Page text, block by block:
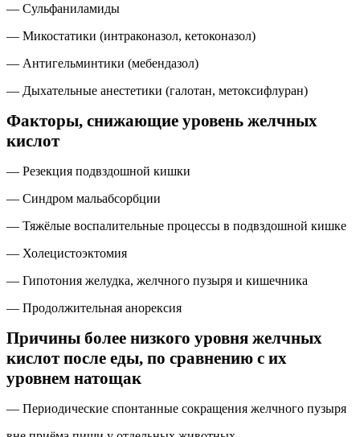
— Сульфаниламиды
— Микостатики (интраконазол, кетоконазол)
— Антигельминтики (мебендазол)
— Дыхательные анестетики (галотан, метоксифлуран)
Факторы, снижающие уровень желчных
кислот
— Резекция подвздошной кишки
— Синдром мальабсорбции
— Тяжёлые воспалительные процессы в подвздошной кишке
— Холецистоэктомия
— Гипотония желудка, желчного пузыря и кишечника
— Продолжительная анорексия
Причины более низкого уровня желчных
кислот после еды, по сравнению с их
уровнем натощак
— Периодические спонтанные сокращения желчного пузыря